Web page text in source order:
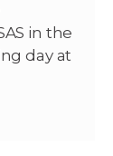
in the
day at